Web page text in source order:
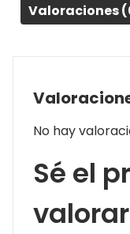
Valoraciones
No hay
Sé el
valorar